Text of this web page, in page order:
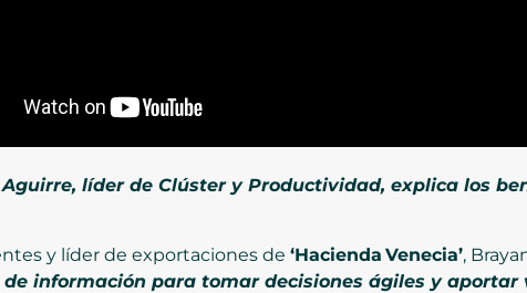
líder de Clúster y Productividad, explica los
y líder de exportaciones de ‘Hacienda Venecia’,
información para tomar decisiones ágiles y aportar